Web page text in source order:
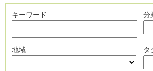
キーワード 分
地域 タ